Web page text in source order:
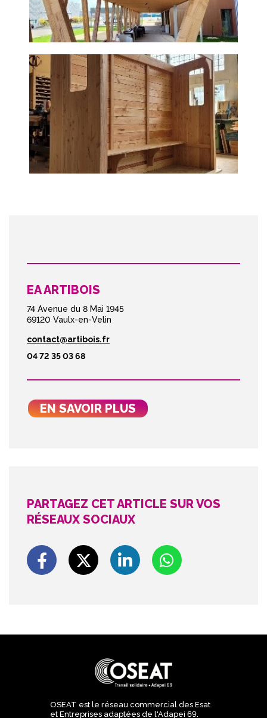
EA ARTIBOIS
74 Avenue du 8 Mai 1945
69120 Vaulx-en-Velin
contact@artibois.fr
04 72 35 03 68
EN SAVOIR PLUS
PARTAGEZ CET ARTICLE SUR VOS
RÉSEAUX SOCIAUX
OSEAT est le réseau commercial des Esat
et Entreprises adaptées de l'Adapei 69.